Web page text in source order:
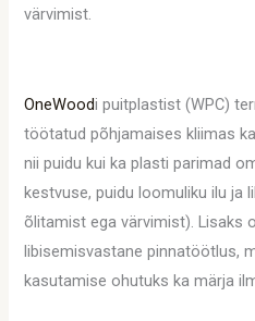
värvimist.
OneWoodi puitplastist (WPC)
töötatud põhjamaises kliimas
nii puidu kui ka plasti parimad
kestvuse, puidu loomuliku ilu ja
õlitamist ega värvimist). Lisaks
libisemisvastane pinnatöötlus,
kasutamise ohutuks ka märja